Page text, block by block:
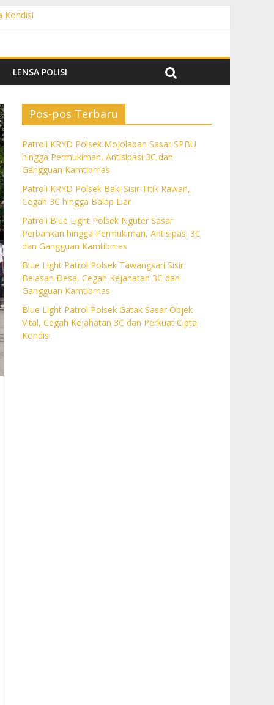
Kondisi
Gangguan Kamtibmas
Kamtibmas
LENSA POLISI
Pos-pos Terbaru
Patroli KRYD Polsek Mojolaban Sasar SPBU
hingga Permukiman, Antisipasi 3C dan
Gangguan Kamtibmas
Patroli KRYD Polsek Baki Sisir Titik Rawan,
Cegah 3C hingga Balap Liar
Patroli Blue Light Polsek Nguter Sasar
Perbankan hingga Permukiman, Antisipasi 3C
dan Gangguan Kamtibmas
Blue Light Patrol Polsek Tawangsari Sisir
Belasan Desa, Cegah Kejahatan 3C dan
Gangguan Kamtibmas
Blue Light Patrol Polsek Gatak Sasar Objek
Vital, Cegah Kejahatan 3C dan Perkuat Cipta
Kondisi